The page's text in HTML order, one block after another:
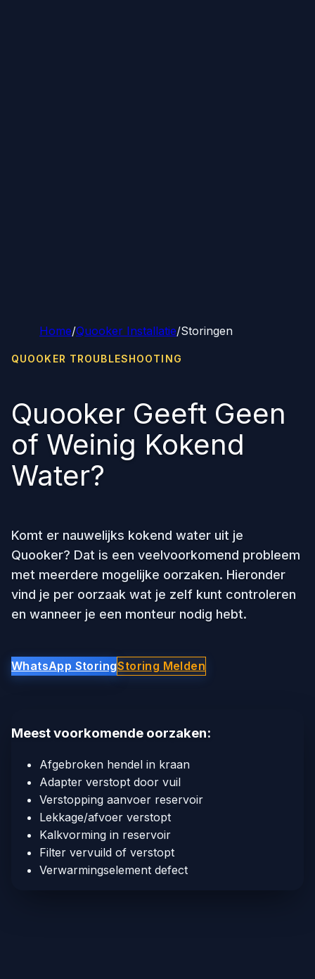
Home/Quooker Installatie/Storingen
QUOOKER TROUBLESHOOTING
Quooker Geeft Geen
of Weinig Kokend
Water?
Komt er nauwelijks kokend water uit je
Quooker? Dat is een veelvoorkomend probleem
met meerdere mogelijke oorzaken. Hieronder
vind je per oorzaak wat je zelf kunt controleren
en wanneer je een monteur nodig hebt.
WhatsApp StoringStoring Melden
Meest voorkomende oorzaken:
Afgebroken hendel in kraan
Adapter verstopt door vuil
Verstopping aanvoer reservoir
Lekkage/afvoer verstopt
Kalkvorming in reservoir
Filter vervuild of verstopt
Verwarmingselement defect